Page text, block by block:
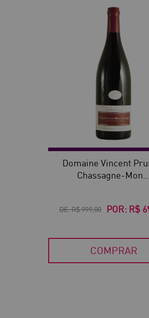
Domaine Vincent
Chassagne-
DE:R$ 999,00 POR: R$
COMPRAR